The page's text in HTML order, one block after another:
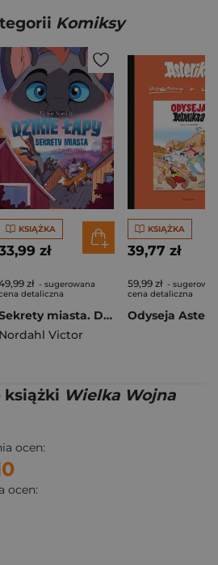
Komiksy
,Jack Lawrence
KSIĄŻKA
zł
zł - sugerowana
detaliczna
Sekrety miasta. Dzikie łapy. Tom 3
Nordahl Victor
KSIĄŻKA
39,77 zł
59,99 zł -
cena detaliczna
książki Wielka Wojna
ocen:
ocen: